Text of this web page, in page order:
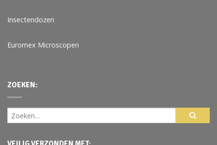
Insectendozen
Euromex Microscopen
ZOEKEN: